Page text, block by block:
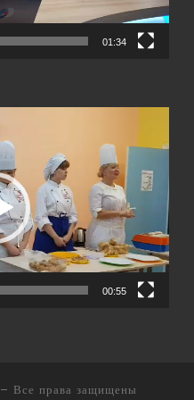
01:34
00:55
– Все права защищены